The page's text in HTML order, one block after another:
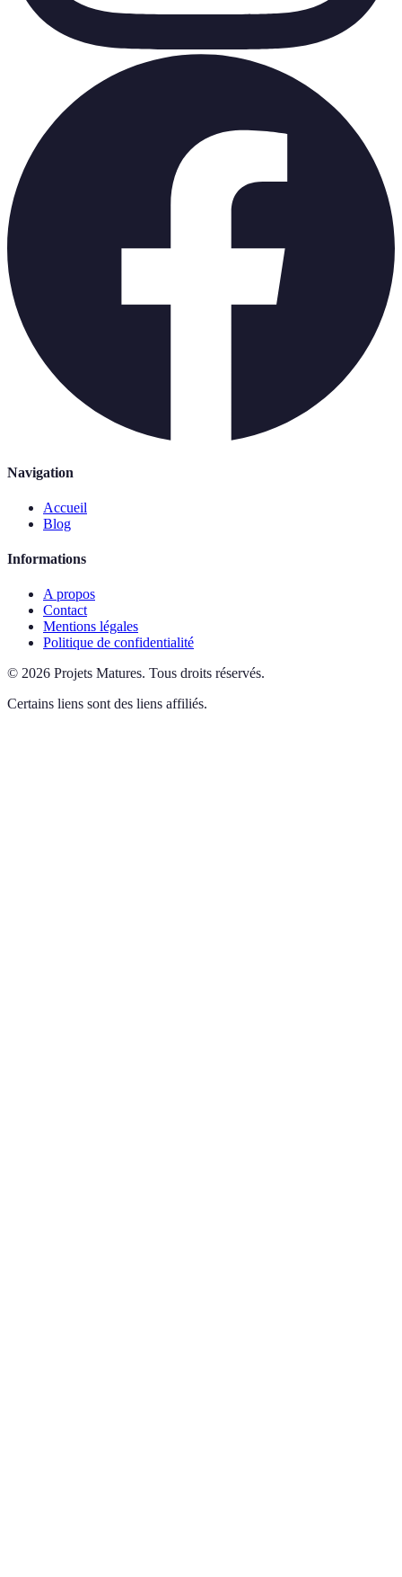
Navigation
Accueil
Blog
Informations
A propos
Contact
Mentions légales
Politique de confidentialité
© 2026 Projets Matures. Tous droits réservés.
Certains liens sont des liens affiliés.